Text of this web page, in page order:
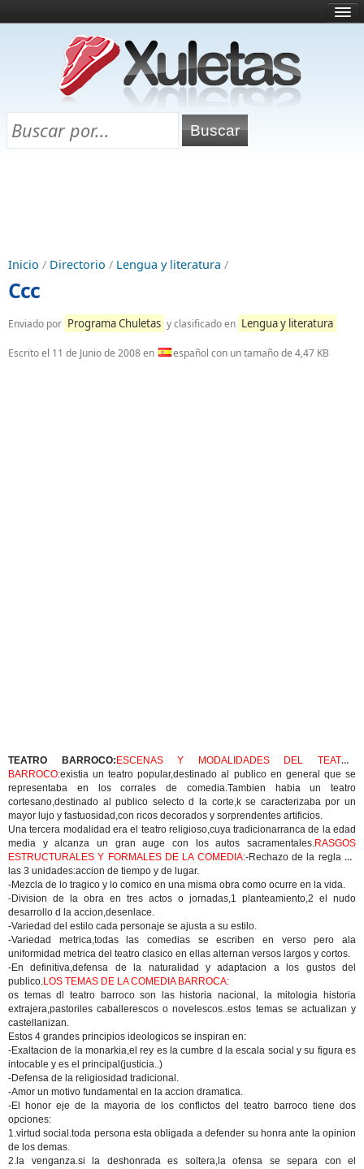
¿Qué es esto?
Directorio
Chuletas para exámenes
Inicio / Directorio / Lengua y literatura /
Ccc
Enviado por Programa Chuletas y clasificado en Lengua y literatura
Escrito el 11 de Junio de 2008en español con un tamaño de 4,47 KB
TEATRO BARROCO: ESCENAS Y MODALIDADES DEL TEATRO
BARROCO:existia un teatro popular,destinado al publico en general que se
representaba en los corrales de comedia.Tambien habia un teatro
cortesano,destinado al publico selecto d la corte,k se caracterizaba por un
mayor lujo y fastuosidad,con ricos decorados y sorprendentes artificios.
Una tercera modalidad era el teatro religioso,cuya tradicionarranca de la edad
media y alcanza un gran auge con los autos sacramentales.RASGOS
ESTRUCTURALES Y FORMALES DE LA COMEDIA:-Rechazo de la regla de
las 3 unidades:accion de tiempo y de lugar.
-Mezcla de lo tragico y lo comico en una misma obra como ocurre en la vida.
-Division de la obra en tres actos o jornadas,1 planteamiento,2 el nudo
desarrollo d la accion,desenlace.
-Variedad del estilo cada personaje se ajusta a su estilo.
-Variedad metrica,todas las comedias se escriben en verso pero ala
uniformidad metrica del teatro clasico en ellas alternan versos largos y cortos.
-En definitiva,defensa de la naturalidad y adaptacion a los gustos del
publico.LOS TEMAS DE LA COMEDIA BARROCA:
os temas dl teatro barroco son las historia nacional, la mitologia historia
extrajera,pastoriles caballerescos o novelescos..estos temas se actualizan y
castellanizan.
Estos 4 grandes principios ideologicos se inspiran en:
-Exaltacion de la monarkia,el rey es la cumbre d la escala social y su figura es
intocable y es el principal(justicia..)
-Defensa de la religiosidad tradicional.
-Amor un motivo fundamental en la accion dramatica.
-El honor eje de la mayoria de los conflictos del teatro barroco tiene dos
opciones:
1.virtud social.toda persona esta obligada a defender su honra ante la opinion
de los demas.
2.la venganza.si la deshonrada es soltera,la ofensa se separa con el